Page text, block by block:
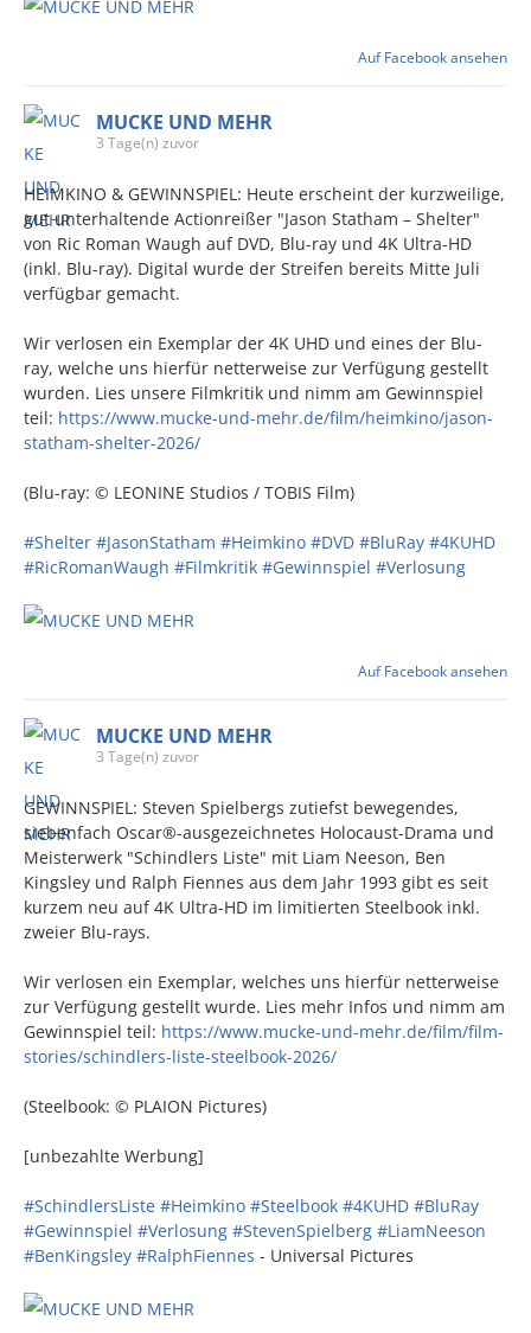
Auf Facebook ansehen
MUCKE UND MEHR
3 Tage(n) zuvor
HEIMKINO & GEWINNSPIEL: Heute erscheint der kurzweilige,
gut unterhaltende Actionreißer "Jason Statham – Shelter"
von Ric Roman Waugh auf DVD, Blu-ray und 4K Ultra-HD
(inkl. Blu-ray). Digital wurde der Streifen bereits Mitte Juli
verfügbar gemacht.
Wir verlosen ein Exemplar der 4K UHD und eines der Blu-
ray, welche uns hierfür netterweise zur Verfügung gestellt
wurden. Lies unsere Filmkritik und nimm am Gewinnspiel
teil: https://www.mucke-und-mehr.de/film/heimkino/jason-
statham-shelter-2026/
(Blu-ray: © LEONINE Studios / TOBIS Film)
#Shelter #JasonStatham #Heimkino #DVD #BluRay #4KUHD
#RicRomanWaugh #Filmkritik #Gewinnspiel #Verlosung
Auf Facebook ansehen
MUCKE UND MEHR
3 Tage(n) zuvor
GEWINNSPIEL: Steven Spielbergs zutiefst bewegendes,
siebenfach Oscar®-ausgezeichnetes Holocaust-Drama und
Meisterwerk "Schindlers Liste" mit Liam Neeson, Ben
Kingsley und Ralph Fiennes aus dem Jahr 1993 gibt es seit
kurzem neu auf 4K Ultra-HD im limitierten Steelbook inkl.
zweier Blu-rays.
Wir verlosen ein Exemplar, welches uns hierfür netterweise
zur Verfügung gestellt wurde. Lies mehr Infos und nimm am
Gewinnspiel teil: https://www.mucke-und-mehr.de/film/film-
stories/schindlers-liste-steelbook-2026/
(Steelbook: © PLAION Pictures)
[unbezahlte Werbung]
#SchindlersListe #Heimkino #Steelbook #4KUHD #BluRay
#Gewinnspiel #Verlosung #StevenSpielberg #LiamNeeson
#BenKingsley #RalphFiennes - Universal Pictures